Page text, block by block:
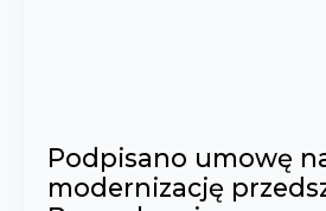
Podpisano umowę
modernizację